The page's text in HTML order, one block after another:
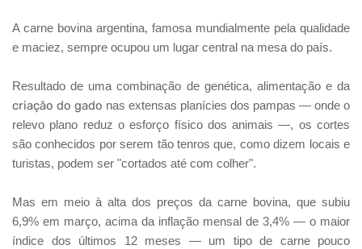
A carne bovina argentina, famosa mundialmente pela qualidade
e maciez, sempre ocupou um lugar central na mesa do país.
Resultado de uma combinação de genética, alimentação e da
criação do gado nas extensas planícies dos pampas — onde o
relevo plano reduz o esforço físico dos animais —, os cortes
são conhecidos por serem tão tenros que, como dizem locais e
turistas, podem ser "cortados até com colher".
Mas em meio à alta dos preços da carne bovina, que subiu
6,9% em março, acima da inflação mensal de 3,4% — o maior
índice dos últimos 12 meses — um tipo de carne pouco